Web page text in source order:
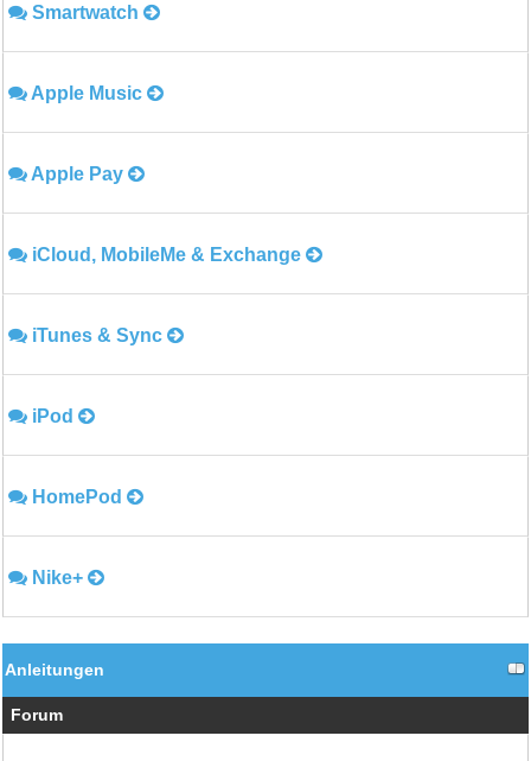
Smartwatch
Apple Music
Apple Pay
iCloud, MobileMe & Exchange
iTunes & Sync
iPod
HomePod
Nike+
Anleitungen
Forum